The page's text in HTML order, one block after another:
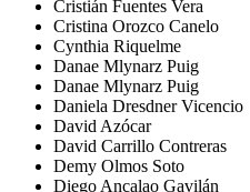
Cristián Fuentes Vera
Cristina Orozco Canelo
Cynthia Riquelme
Danae Mlynarz Puig
Danae Mlynarz Puig
Daniela Dresdner Vicencio
David Azócar
David Carrillo Contreras
Demy Olmos Soto
Diego Ancalao Gavilán